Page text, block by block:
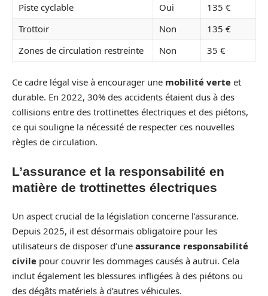
Piste cyclable Oui
135 €
Trottoir
Non
135 €
Zones de circulation restreinte
Non 35 €
Ce cadre légal vise à encourager une mobilité verte et
durable. En 2022, 30% des accidents étaient dus à des
collisions entre des trottinettes électriques et des piétons,
ce qui souligne la nécessité de respecter ces nouvelles
règles de circulation.
L’assurance et la responsabilité en
matière de trottinettes électriques
Un aspect crucial de la législation concerne l’assurance.
Depuis 2025, il est désormais obligatoire pour les
utilisateurs de disposer d’une assurance responsabilité
civile pour couvrir les dommages causés à autrui. Cela
inclut également les blessures infligées à des piétons ou
des dégâts matériels à d’autres véhicules.